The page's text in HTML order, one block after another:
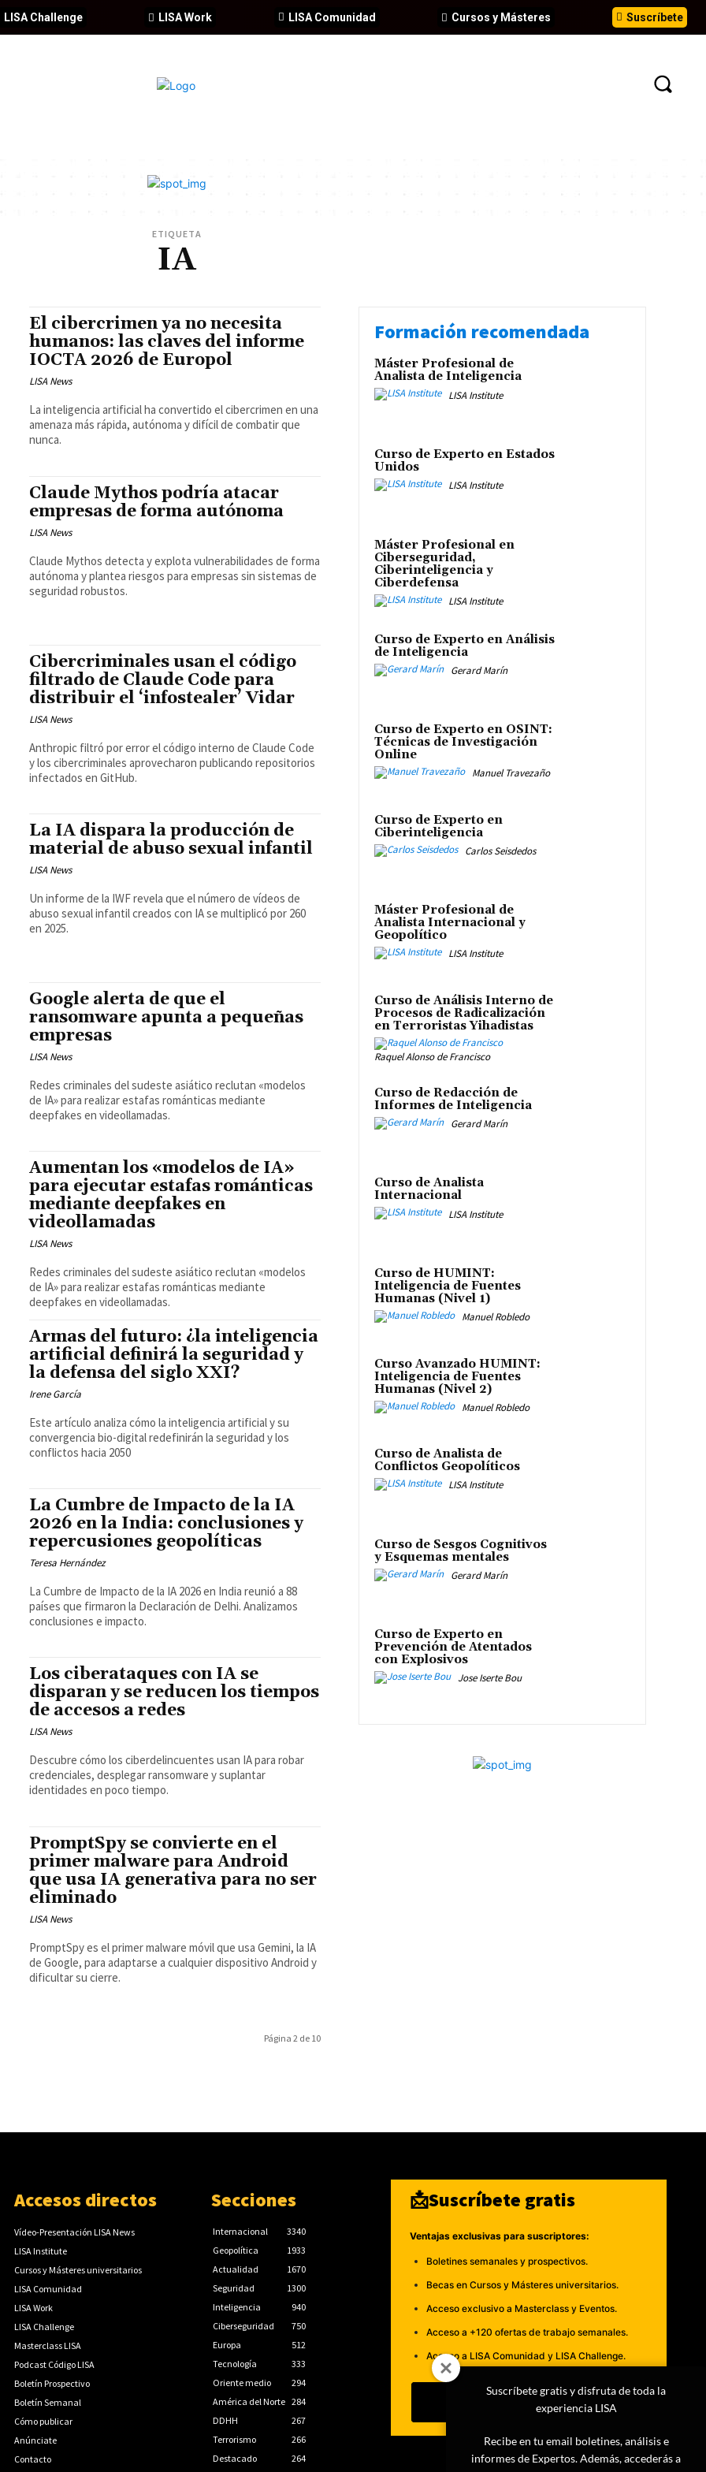
Suscríbete
Cursos y Másteres
LISA Comunidad
LISA Work
LISA Challenge
ETIQUETA
IA
El cibercrimen ya no necesita
humanos: las claves del informe
IOCTA 2026 de Europol
LISA News
La inteligencia artificial ha convertido el cibercrimen en una
amenaza más rápida, autónoma y difícil de combatir que
nunca.
Claude Mythos podría atacar
empresas de forma autónoma
LISA News
Claude Mythos detecta y explota vulnerabilidades de forma
autónoma y plantea riesgos para empresas sin sistemas de
seguridad robustos.
Cibercriminales usan el código
filtrado de Claude Code para
distribuir el ‘infostealer’ Vidar
LISA News
Anthropic filtró por error el código interno de Claude Code
y los cibercriminales aprovecharon publicando repositorios
infectados en GitHub.
La IA dispara la producción de
material de abuso sexual infantil
LISA News
Un informe de la IWF revela que el número de vídeos de
abuso sexual infantil creados con IA se multiplicó por 260
en 2025.
Google alerta de que el
ransomware apunta a pequeñas
empresas
LISA News
Redes criminales del sudeste asiático reclutan «modelos
de IA» para realizar estafas románticas mediante
deepfakes en videollamadas.
Aumentan los «modelos de IA»
para ejecutar estafas románticas
mediante deepfakes en
videollamadas
LISA News
Redes criminales del sudeste asiático reclutan «modelos
de IA» para realizar estafas románticas mediante
deepfakes en videollamadas.
Armas del futuro: ¿la inteligencia
artificial definirá la seguridad y
la defensa del siglo XXI?
Irene García
Este artículo analiza cómo la inteligencia artificial y su
convergencia bio-digital redefinirán la seguridad y los
conflictos hacia 2050
La Cumbre de Impacto de la IA
2026 en la India: conclusiones y
repercusiones geopolíticas
Teresa Hernández
La Cumbre de Impacto de la IA 2026 en India reunió a 88
países que firmaron la Declaración de Delhi. Analizamos
conclusiones e impacto.
Los ciberataques con IA se
disparan y se reducen los tiempos
de accesos a redes
LISA News
Descubre cómo los ciberdelincuentes usan IA para robar
credenciales, desplegar ransomware y suplantar
identidades en poco tiempo.
PromptSpy se convierte en el
primer malware para Android
que usa IA generativa para no ser
eliminado
LISA News
PromptSpy es el primer malware móvil que usa Gemini, la IA
de Google, para adaptarse a cualquier dispositivo Android y
dificultar su cierre.
Página 2 de 10
Formación recomendada
Máster Profesional de
Analista de Inteligencia
LISA Institute
Curso de Experto en Estados
Unidos
LISA Institute
Máster Profesional en
Ciberseguridad,
Ciberinteligencia y
Ciberdefensa
LISA Institute
Curso de Experto en Análisis
de Inteligencia
Gerard Marín
Curso de Experto en OSINT:
Técnicas de Investigación
Online
Manuel Travezaño
Curso de Experto en
Ciberinteligencia
Carlos Seisdedos
Máster Profesional de
Analista Internacional y
Geopolítico
LISA Institute
Curso de Análisis Interno de
Procesos de Radicalización
en Terroristas Yihadistas
Raquel Alonso de Francisco
Curso de Redacción de
Informes de Inteligencia
Gerard Marín
Curso de Analista
Internacional
LISA Institute
Curso de HUMINT:
Inteligencia de Fuentes
Humanas (Nivel 1)
Manuel Robledo
Curso Avanzado HUMINT:
Inteligencia de Fuentes
Humanas (Nivel 2)
Manuel Robledo
Curso de Analista de
Conflictos Geopolíticos
LISA Institute
Curso de Sesgos Cognitivos
y Esquemas mentales
Gerard Marín
Curso de Experto en
Prevención de Atentados
con Explosivos
Jose Iserte Bou
Accesos directos
Vídeo-Presentación LISA News
LISA Institute
Cursos y Másteres universitarios
LISA Comunidad
LISA Work
LISA Challenge
Masterclass LISA
Podcast Código LISA
Boletín Prospectivo
Boletín Semanal
Cómo publicar
Anúnciate
Contacto
Secciones
Internacional
3340
Geopolítica
1933
Actualidad
1670
Seguridad
1300
Inteligencia
940
Ciberseguridad
750
Europa
512
Tecnología
333
Oriente medio
294
América del Norte 284
DDHH
267
Terrorismo
266
Destacado
264
📩Suscríbete gratis
Ventajas exclusivas para suscriptores:
Boletines semanales y prospectivos.
Becas en Cursos y Másteres universitarios.
Acceso exclusivo a Masterclass y Eventos.
Acceso a +120 ofertas de trabajo semanales.
Acceso a LISA Comunidad y LISA Challenge.
Suscribirme
Suscríbete gratis y disfruta de toda la
experiencia LISA
Recibe en tu email boletines, análisis e
informes de Expertos. Además, accederás a